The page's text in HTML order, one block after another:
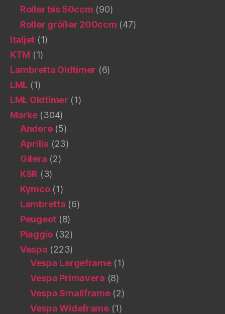
Roller bis 50ccm (90)
Roller größer 200ccm (47)
Italjet (1)
KTM (1)
Lambretta Oldtimer (6)
LML (1)
LML Oldtimer (1)
Marke(304)
Andere(5)
Aprilia (23)
Gilera (2)
KSR (3)
Kymco(1)
Lambretta (6)
Peugeot (8)
Piaggio (32)
Vespa (223)
Vespa Largeframe(1)
Vespa Primavera (8)
Vespa Smallframe(2)
Vespa Wideframe(1)